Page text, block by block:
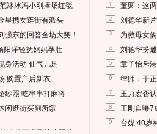
冰冰冯小刚捧场红毯
星携女逛街有派头
强东的回答全场大笑！
阳洋轻抚妈妈孕肚
身活动 仙气儿足
购置产后新衣
纱照 吃串串打麻将
闲逛街买厕所泵
1 董卿：这
2 刘德华新
3 为救母女
4 刘德华扮
5 章子怡斥
6 律师：于
7 王力宏否
8 王刚自曝7
9 台媒:40岁